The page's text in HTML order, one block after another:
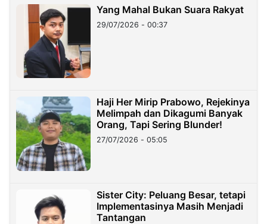
Yang Mahal Bukan Suara Rakyat
29/07/2026 - 00:37
Haji Her Mirip Prabowo, Rejekinya
Melimpah dan Dikagumi Banyak
Orang, Tapi Sering Blunder!
27/07/2026 - 05:05
Sister City: Peluang Besar, tetapi
Implementasinya Masih Menjadi
Tantangan